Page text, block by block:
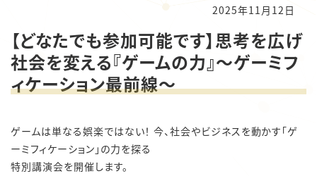
2025年11月12日
【どなたでも参加可能です】思考を広げ
社会を変える『ゲームの力』～ゲーミフ
ィケーション最前線～
ゲームは単なる娯楽ではない！ 今、社会やビジネスを動かす「ゲ
ーミフィケーション」の力を探る
特別講演会を開催します。